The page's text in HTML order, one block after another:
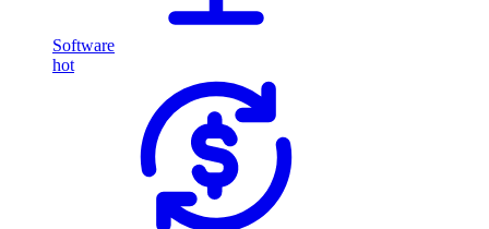
Software
hot